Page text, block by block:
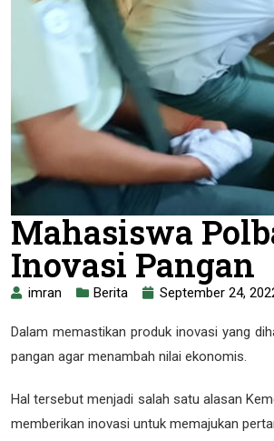
Mahasiswa
Inovasi Pangan
imran Berita September 24,
Dalam memastikan produk inovasi yang
pangan agar menambah nilai ekonomis.
Hal tersebut menjadi salah satu alasan
memberikan inovasi untuk memajukan